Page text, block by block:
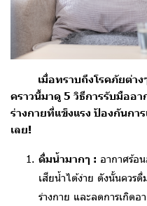
เมื่อทราบถึงโรคภัยต่า
คราวนี้มาดู 5 วิธีการรับมืออ
ร่างกายที่แข็งแรง ป้องกันกา
เลย!
ดื่มน้ำมากๆ : อากาศร้อ
เสียน้ำได้ง่าย ดังนั้นควร
ร่างกาย และลดการเกิด